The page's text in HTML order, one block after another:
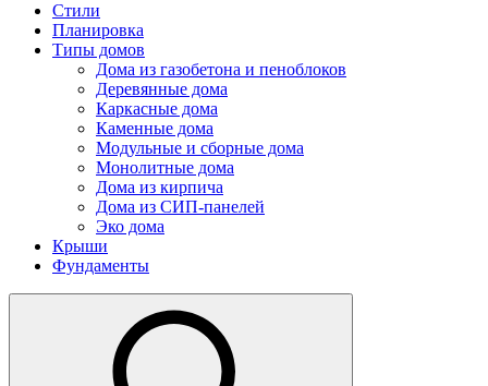
Стили
Планировка
Типы домов
Дома из газобетона и пеноблоков
Деревянные дома
Каркасные дома
Каменные дома
Модульные и сборные дома
Монолитные дома
Дома из кирпича
Дома из СИП-панелей
Эко дома
Крыши
Фундаменты